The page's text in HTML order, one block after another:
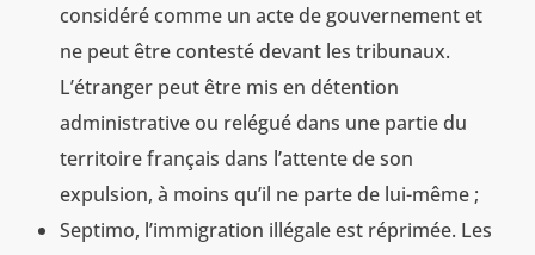
considéré comme un acte de gouvernement et
ne peut être contesté devant les tribunaux.
L’étranger peut être mis en détention
administrative ou relégué dans une partie du
territoire français dans l’attente de son
expulsion, à moins qu’il ne parte de lui-même ;
Septimo, l’immigration illégale est réprimée. Les